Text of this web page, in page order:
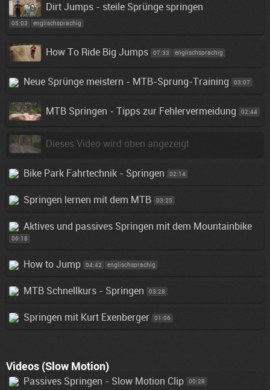
Dirt Jumps - steile Sprünge springen
05:03 englischsprachig
How To Ride Big Jumps 07:33 englischsprachig
Neue Sprünge meistern - MTB-Sprung-Training 03:07
MTB Springen - Tipps zur Fehlervermeidung 02:44
Dieses Video wird oben angezeigt
Bike Park Fahrtechnik - Springen 02:14
Springen lernen mit dem MTB 03:25
Aktives und passives Springen mit dem Mountainbike
06:18
How to Jump 04:42 englischsprachig
MTB Schnellkurs - Springen 03:28
Springen mit Kurt Exenberger 01:06
Videos (Slow Motion)
Passives Springen - Slow Motion Clip 00:28